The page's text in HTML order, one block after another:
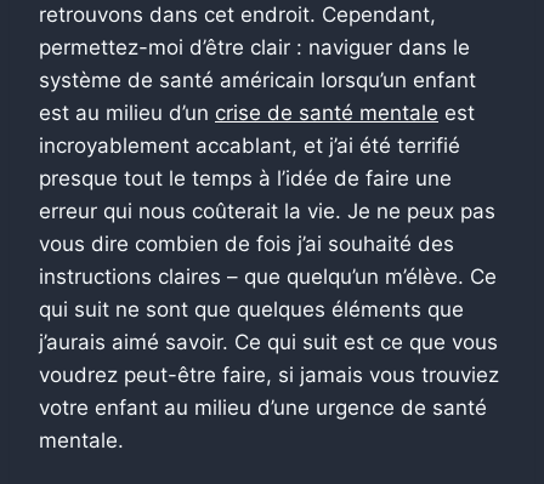
retrouvons dans cet endroit. Cependant,
permettez-moi d’être clair : naviguer dans le
système de santé américain lorsqu’un enfant
est au milieu d’un crise de santé mentale est
incroyablement accablant, et j’ai été terrifié
presque tout le temps à l’idée de faire une
erreur qui nous coûterait la vie. Je ne peux pas
vous dire combien de fois j’ai souhaité des
instructions claires – que quelqu’un m’élève. Ce
qui suit ne sont que quelques éléments que
j’aurais aimé savoir. Ce qui suit est ce que vous
voudrez peut-être faire, si jamais vous trouviez
votre enfant au milieu d’une urgence de santé
mentale.